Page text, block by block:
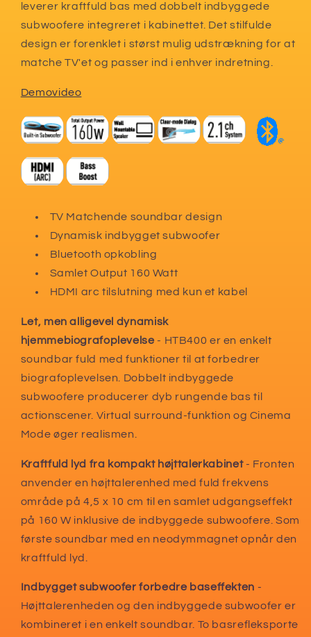
leverer kraftfuld bas med dobbelt indbyggede
subwoofere integreret i kabinettet. Det stilfulde
design er forenklet i størst mulig udstrækning for at
matche TV'et og passer ind i enhver indretning.
Demovideo
TV Matchende soundbar design
Dynamisk indbygget subwoofer
Bluetooth opkobling
Samlet Output 160 Watt
HDMI arc tilslutning med kun et kabel
Let, men alligevel dynamisk
hjemmebiografoplevelse- HTB400 er en enkelt
soundbar fuld med funktioner til at forbedrer
biografoplevelsen. Dobbelt indbyggede
subwoofere producerer dyb rungende bas til
actionscener. Virtual surround-funktion og Cinema
Mode øger realismen.
Kraftfuld lyd fra kompakt højttalerkabinet- Fronten
anvender en højttalerenhed med fuld frekvens
område på 4,5 x 10 cm til en samlet udgangseffekt
på 160 W inklusive de indbyggede subwoofere. Som
første soundbar med en neodymmagnet opnår den
kraftfuld lyd.
Indbygget subwoofer forbedre baseffekten -
Højttalerenheden og den indbyggede subwoofer er
kombineret i en enkelt soundbar. To basrefleksporte